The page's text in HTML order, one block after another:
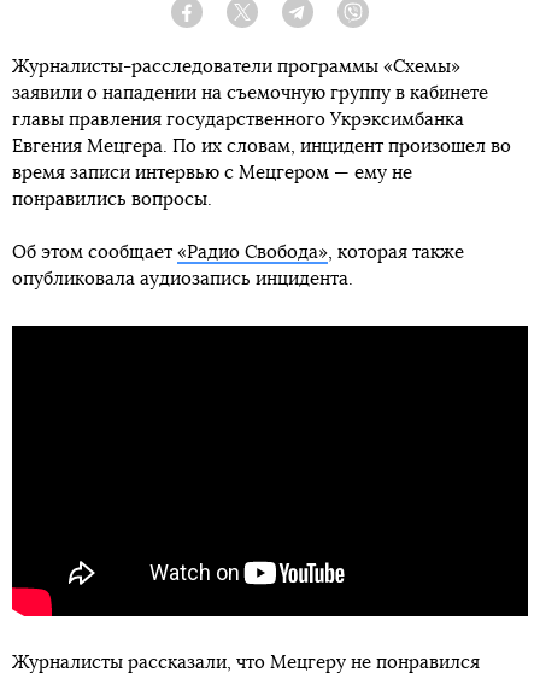
Facebook Twitter Telegram
Журналисты-расследователи программы «Схемы»
заявили о нападении на съемочную группу в кабинете
главы правления государственного Укрэксимбанка
Евгения Мецгера. По их словам, инцидент произошел во
время записи интервью с Мецгером — ему не
понравились вопросы.
Об этом сообщает «Радио Свобода» , которая также
опубликовала аудиозапись инцидента.
Журналисты рассказали, что Мецгеру не понравился